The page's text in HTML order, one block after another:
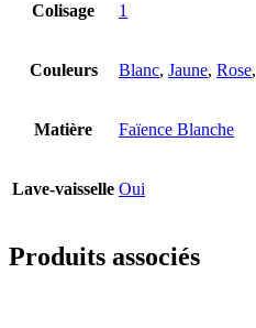
Colisage 1
Couleurs Blanc, Jaune, Rose,
Matière Faïence Blanche
Lave-vaisselle Oui
Produits associés